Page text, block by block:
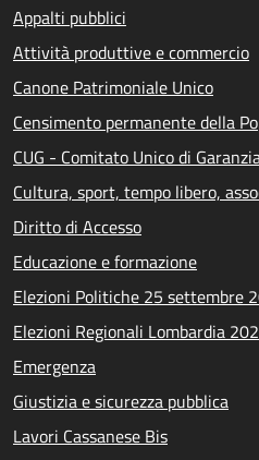
Appalti pubblici
Attività produttive e commercio
Canone Patrimoniale Unico
Censimento permanente della
CUG - Comitato Unico di
Cultura, sport, tempo libero,
Diritto di Accesso
Educazione e formazione
Elezioni Politiche 25 settembre
Elezioni Regionali Lombardia
Emergenza
Giustizia e sicurezza pubblica
Lavori Cassanese Bis